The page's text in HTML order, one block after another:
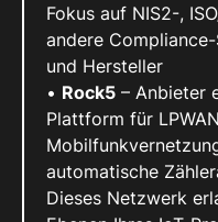
Fokus auf NIS2-,
andere
und Hersteller
• Rock5 – Anbieter
Plattform für
automatische
Dieses Netzwerk